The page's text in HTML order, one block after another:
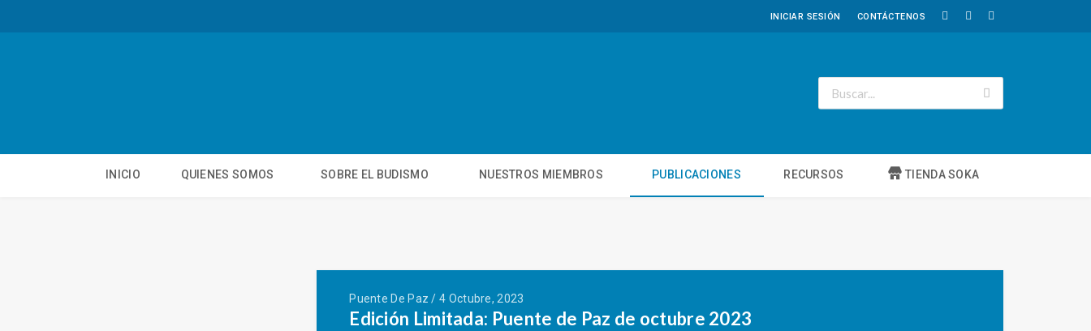
INICIAR SESIÓN CONTÁCTENOS
INICIO QUIENES SOMOS SOBRE EL BUDISMO NUESTROS MIEMBROS PUBLICACIONES RECURSOS TIENDA SOKA
Puente De Paz / 4 Octubre, 2023
Edición Limitada: Puente de Paz de octubre 2023